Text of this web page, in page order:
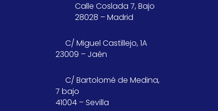
Calle Coslada 7, Bajo
28028 – Madrid
C/ Miguel Castillejo, 1A
23009 – Jaén
C/ Bartolomé de Medina,
7 bajo
41004 – Sevilla